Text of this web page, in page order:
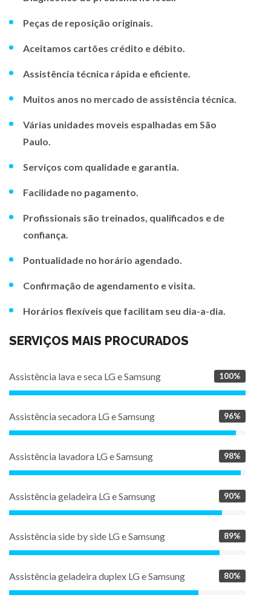
Peças de reposição originais.
Aceitamos cartões crédito e débito.
Assistência técnica rápida e eficiente.
Muitos anos no mercado de assistência técnica.
Várias unidades moveis espalhadas em São
Paulo.
Serviços com qualidade e garantia.
Facilidade no pagamento.
Profissionais são treinados, qualificados e de
confiança.
Pontualidade no horário agendado.
Confirmação de agendamento e visita.
Horários flexíveis que facilitam seu dia-a-dia.
SERVIÇOS MAIS PROCURADOS
Assistência lava e seca LG e Samsung 100%
Assistência secadora LG e Samsung 96%
Assistência lavadora LG e Samsung 98%
Assistência geladeira LG e Samsung 90%
Assistência side by side LG e Samsung 89%
Assistência geladeira duplex LG e Samsung 80%